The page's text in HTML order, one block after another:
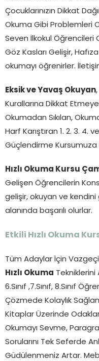
Çocuklarınızın Dikkat
Okuma Gibi Problemleri
Seven İlkokul Öğrencileri
Göz Kasları Gelişir,
okumayı öğrenirler.
Eksik ve Yavaş Okuyan
Kurallarına Dikkat
Okumadan Sıkılan,
Harf Karıştıran 1. 2. 3. 4.
Güçlendirme Kursumuza
Hızlı Okuma Kursu
Gelişen Öğrencilerin
gelişir, okuyan ve
alanında başarılı olurlar.
Etkili Hızlı Okuma
Tüm Adaylar İçin
Hızlı Okuma Tekniklerini
6.Sınıf ,7.Sınıf, 8.Sınıf
Çözmede Kolaylık
Kitaplar Üzerinde
Okumayı Sevme,
Sorularını Tek Seferde
Güdülenmeniz Artar. Meb